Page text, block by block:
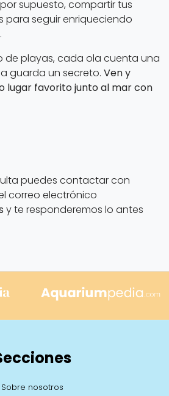
supuesto, compartir tus
para seguir enriqueciendo
de playas, cada ola cuenta una
guarda un secreto. Ven y
lugar favorito junto al mar con
puedes contactar con
correo electrónico
y te responderemos lo antes
Sobre nosotros